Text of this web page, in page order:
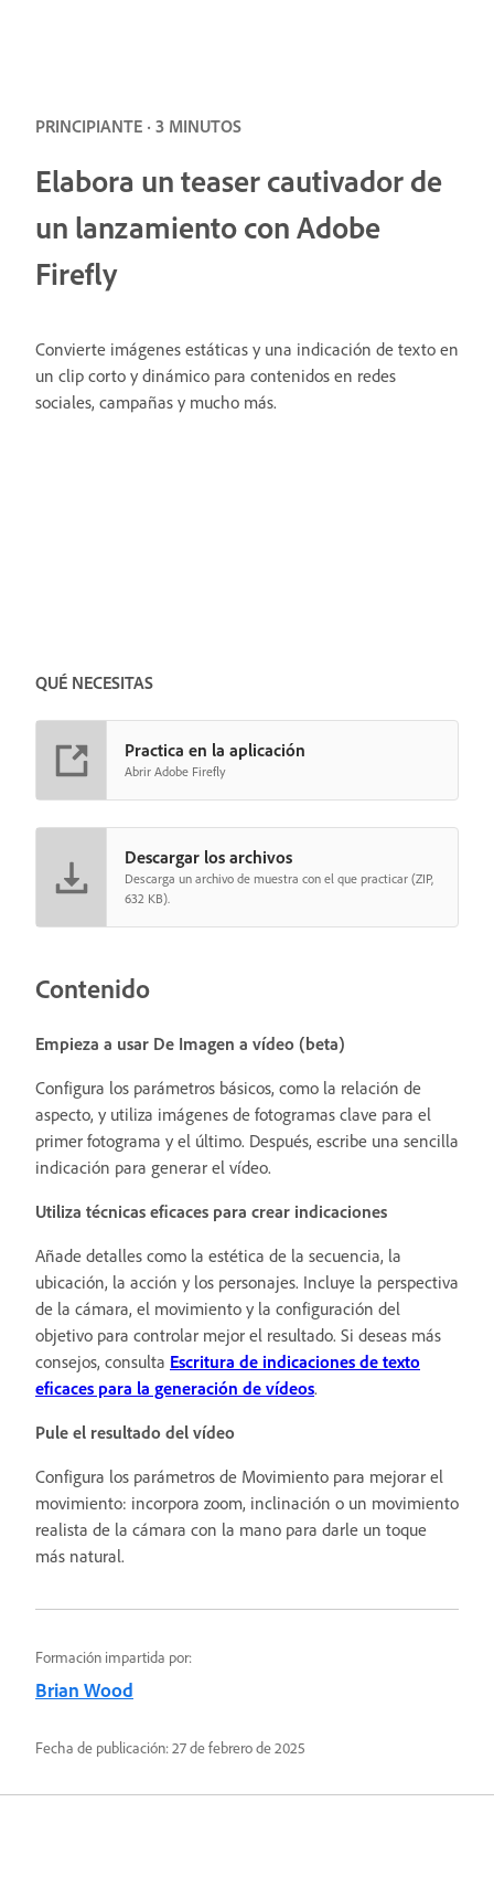
PRINCIPIANTE · 3 MINUTOS
Elabora un teaser cautivador de
un lanzamiento con Adobe
Firefly
Convierte imágenes estáticas y una indicación de texto en
un clip corto y dinámico para contenidos en redes
sociales, campañas y mucho más.
QUÉ NECESITAS
Practica en la aplicación
Abrir Adobe Firefly
Descargar los archivos
Descarga un archivo de muestra con el que practicar (ZIP,
632 KB).
Contenido
Empieza a usar De Imagen a vídeo (beta)
Configura los parámetros básicos, como la relación de
aspecto, y utiliza imágenes de fotogramas clave para el
primer fotograma y el último. Después, escribe una sencilla
indicación para generar el vídeo.
Utiliza técnicas eficaces para crear indicaciones
Añade detalles como la estética de la secuencia, la
ubicación, la acción y los personajes. Incluye la perspectiva
de la cámara, el movimiento y la configuración del
objetivo para controlar mejor el resultado. Si deseas más
consejos, consulta Escritura de indicaciones de texto
eficaces para la generación de vídeos.
Pule el resultado del vídeo
Configura los parámetros de Movimiento para mejorar el
movimiento: incorpora zoom, inclinación o un movimiento
realista de la cámara con la mano para darle un toque
más natural.
Formación impartida por:
Brian Wood
Fecha de publicación:27 de febrero de 2025